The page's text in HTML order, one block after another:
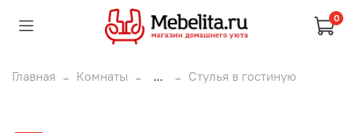
0
Главная Комнаты ... Стулья в гостиную